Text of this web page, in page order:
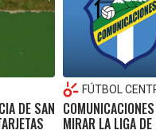
DE SAN
FÚTBOL
MIRAR LA LIGA